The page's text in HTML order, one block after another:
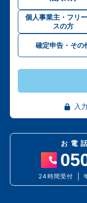
個人事業主・フリ
スの方
確定申告・その
入
お電
24時間受付